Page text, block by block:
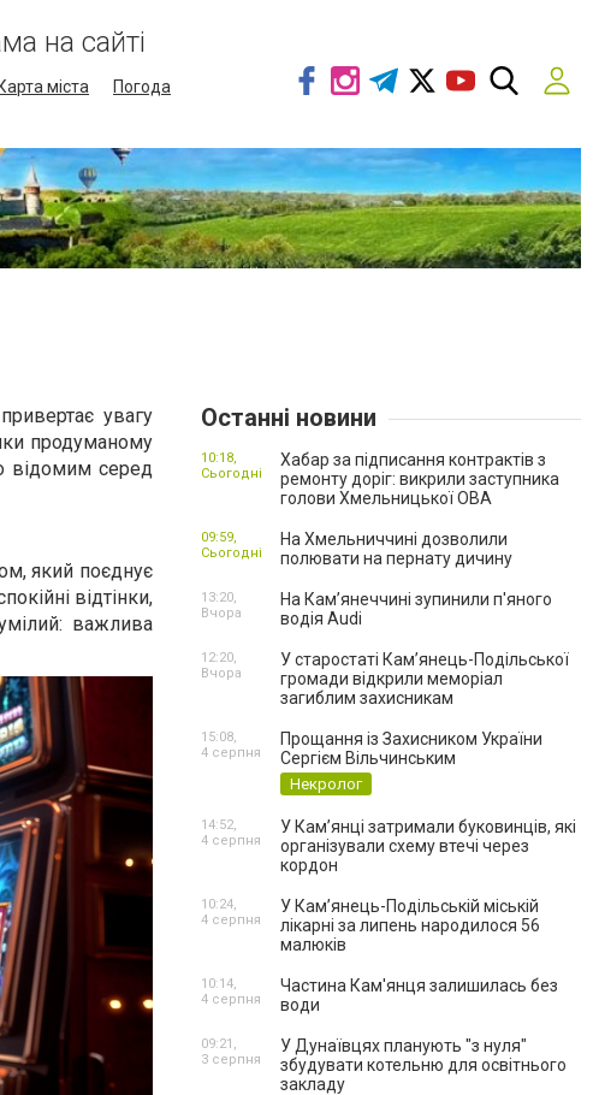
на сайті
Карта міста
Погода
увагу
продуманому
відомим серед
який поєднує
відтінки,
важлива
Останні новини
Хабар за підписання контрактів з
ремонту доріг: викрили заступника
голови Хмельницької ОВА
10:18,
Сьогодні
На Хмельниччині дозволили
полювати на пернату дичину
09:59,
Сьогодні
На Камʼянеччині зупинили п'яного
водія Audi
13:20,
Вчора
У старостаті Кам’янець-Подільської
громади відкрили меморіал
загиблим захисникам
12:20,
Вчора
Прощання із Захисником України
Сергієм Вільчинським
Некролог
15:08,
4 серпня
У Кам’янці затримали буковинців, які
організували схему втечі через
кордон
14:52,
4 серпня
У Кам’янець-Подільській міській
лікарні за липень народилося 56
малюків
10:24,
4 серпня
Частина Кам'янця залишилась без
води
10:14,
4 серпня
У Дунаївцях планують "з нуля"
збудувати котельню для освітнього
закладу
09:21,
3 серпня